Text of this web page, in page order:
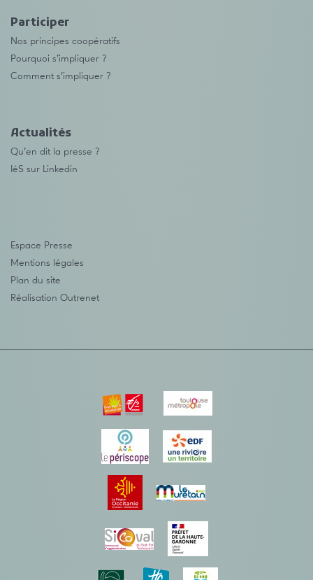
Participer
Nos principes coopératifs
Pourquoi s’impliquer ?
Comment s’impliquer ?
Actualités
Qu’en dit la presse ?
IéS sur Linkedin
Espace Presse
Mentions légales
Plan du site
Réalisation Outrenet